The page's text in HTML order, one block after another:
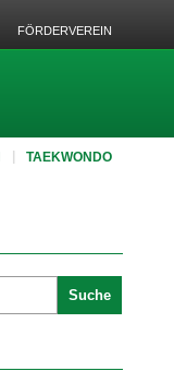
TAEKWONDO
FÖRDERVEREIN
Suche